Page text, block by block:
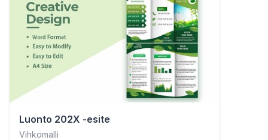
Luonto 202X -esite
Vihkomalli